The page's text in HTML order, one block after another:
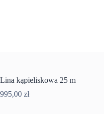
Lina kąpieliskowa 25 m
995,00 zł